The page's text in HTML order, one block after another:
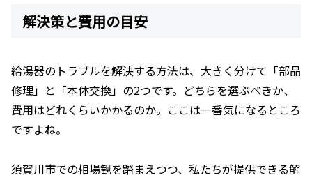
解決策と費用の目安
給湯器のトラブルを解決する方法は、大きく分けて「部品
修理」と「本体交換」の2つです。どちらを選ぶべきか、
費用はどれくらいかかるのか。ここは一番気になるところ
ですよね。
須賀川市での相場観を踏まえつつ、私たちが提供できる解